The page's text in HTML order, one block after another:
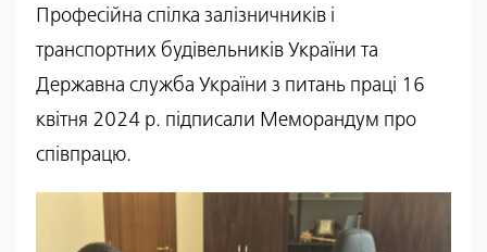
Професійна спілка залізничників і
транспортних будівельників України та
Державна служба України з питань праці 16
квітня 2024 р. підписали Меморандум про
співпрацю.